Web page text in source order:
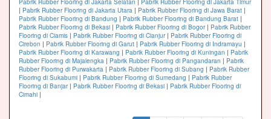
Pabrik Rubber Flooring di Jakarta Selatan | Pabrik Rubber Flooring di Jakarta Timur
| Pabrik Rubber Flooring di Jakarta Utara | Pabrik Rubber Flooring di Jawa Barat |
Pabrik Rubber Flooring di Bandung | Pabrik Rubber Flooring di Bandung Barat |
Pabrik Rubber Flooring di Bekasi | Pabrik Rubber Flooring di Bogor| Pabrik Rubber
Flooring di Ciamis | Pabrik Rubber Flooring di Cianjur| Pabrik Rubber Flooring di
Cirebon | Pabrik Rubber Flooring di Garut | Pabrik Rubber Flooring di Indramayu |
Pabrik Rubber Flooring di Karawang | Pabrik Rubber Flooring di Kuningan | Pabrik
Rubber Flooring di Majalengka | Pabrik Rubber Flooring di Pangandaran | Pabrik
Rubber Flooring di Purwakarta | Pabrik Rubber Flooring di Subang | Pabrik Rubber
Flooring di Sukabumi | Pabrik Rubber Flooring di Sumedang | Pabrik Rubber
Flooring di Banjar| Pabrik Rubber Flooring di Bekasi | Pabrik Rubber Flooring di
Cimahi |